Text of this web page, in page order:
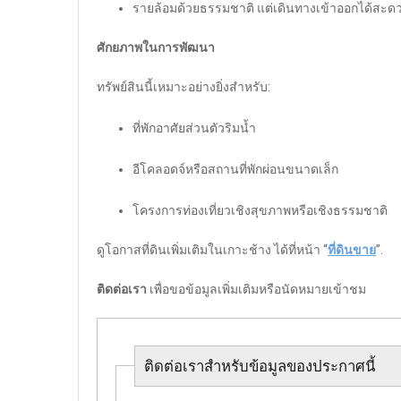
รายล้อมด้วยธรรมชาติ แต่เดินทางเข้าออกได้สะด
ศักยภาพในการพัฒนา
ทรัพย์สินนี้เหมาะอย่างยิ่งสำหรับ:
ที่พักอาศัยส่วนตัวริมน้ำ
อีโคลอดจ์หรือสถานที่พักผ่อนขนาดเล็ก
โครงการท่องเที่ยวเชิงสุขภาพหรือเชิงธรรมชาติ
ดูโอกาสที่ดินเพิ่มเติมในเกาะช้าง ได้ที่หน้า “ที่ดินขาย”.
ติดต่อเรา เพื่อขอข้อมูลเพิ่มเติมหรือนัดหมายเข้าชม
ติดต่อเราสำหรับข้อมูลของประกาศนี้